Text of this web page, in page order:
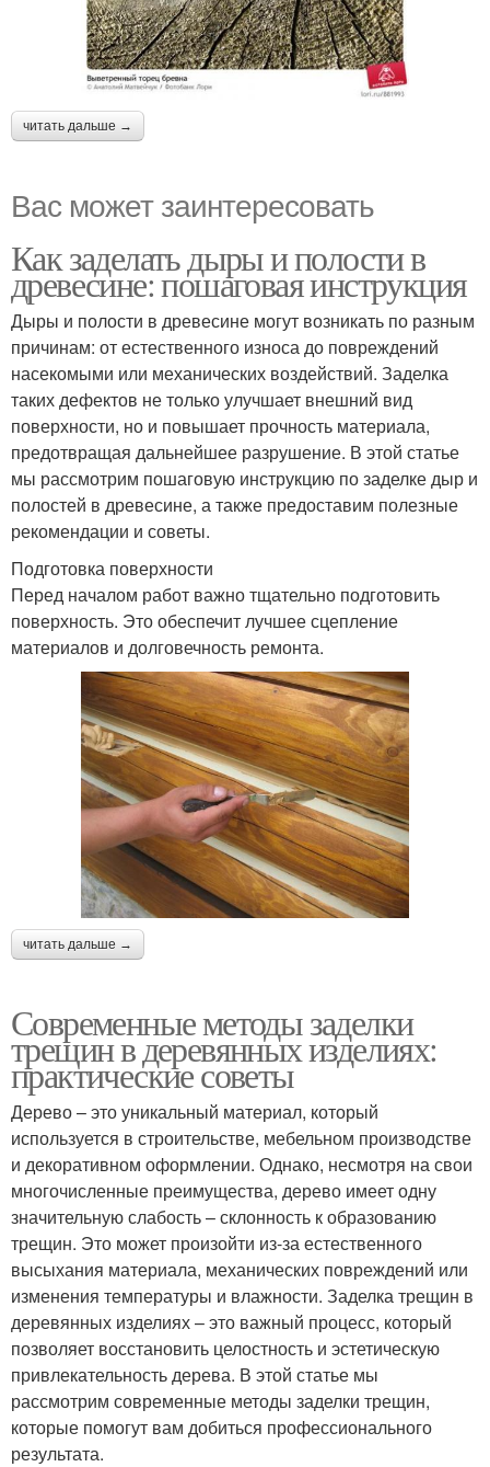
читать дальше →
Вас может заинтересовать
Как заделать дыры и полости в
древесине: пошаговая инструкция
Дыры и полости в древесине могут возникать по разным
причинам: от естественного износа до повреждений
насекомыми или механических воздействий. Заделка
таких дефектов не только улучшает внешний вид
поверхности, но и повышает прочность материала,
предотвращая дальнейшее разрушение. В этой статье
мы рассмотрим пошаговую инструкцию по заделке дыр и
полостей в древесине, а также предоставим полезные
рекомендации и советы.
Подготовка поверхности
Перед началом работ важно тщательно подготовить
поверхность. Это обеспечит лучшее сцепление
материалов и долговечность ремонта.
читать дальше →
Современные методы заделки
трещин в деревянных изделиях:
практические советы
Дерево – это уникальный материал, который
используется в строительстве, мебельном производстве
и декоративном оформлении. Однако, несмотря на свои
многочисленные преимущества, дерево имеет одну
значительную слабость – склонность к образованию
трещин. Это может произойти из-за естественного
высыхания материала, механических повреждений или
изменения температуры и влажности. Заделка трещин в
деревянных изделиях – это важный процесс, который
позволяет восстановить целостность и эстетическую
привлекательность дерева. В этой статье мы
рассмотрим современные методы заделки трещин,
которые помогут вам добиться профессионального
результата.